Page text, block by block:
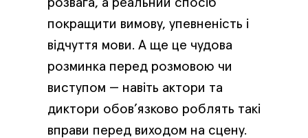
покращити вимову, упевненість і
відчуття мови. А ще це чудова
розминка перед розмовою чи
виступом — навіть актори та
диктори обов’язково роблять такі
вправи перед виходом на сцену.